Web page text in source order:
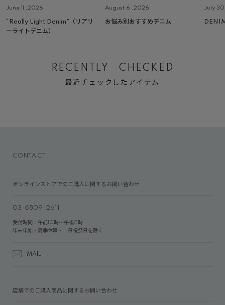
June 11 ,2026
“Really Light Denim”（リアリ
ーライトデニム）
August 6 ,2026
お悩み別おすすめデニム
July
RECENTLY CHECKED
最近チェックしたアイテム
CONTACT
オンラインストアでのご購入に関するお問い合わせ
03-6809-2611
受付時間：午前10時～午後5時
年末年始・夏季休暇・土日祝祭日を除く
MAIL
店舗でのご購入商品に関するお問い合わせ